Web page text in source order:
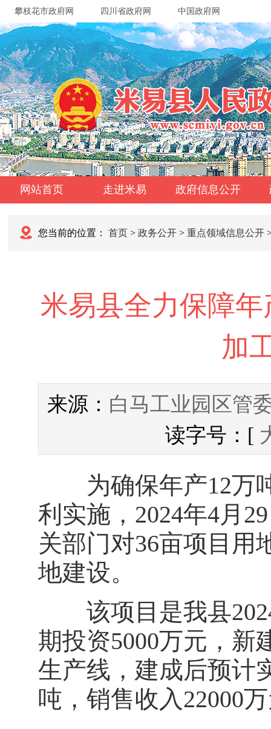
攀枝花市政府网 四川省政府网 中国政府网
网站首页 走进米易 政府信息公开
您当前的位置： 首页 > 政务公开 > 重点领域信息公开
米易县全力保障
加
来源： 白马工业园区管
读字号：[
为确保年产12万吨
利实施，2024年4月
关部门对36亩项目用
地建设。
该项目是我县2024
期投资5000万元，新
生产线，建成后预计
吨，销售收入22000